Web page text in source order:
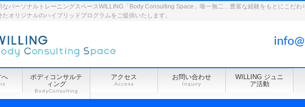
なパーソナルトレーニングスペースWILLING「Body Consulting Space」唯一無二…豊富な経験をもとにこだわ
たオリジナルのハイブリッドプログラムをご提供いたします。
へ
ボディコンサルテ
ィング
BodyConsulting
アクセス
Access
お問い合わせ
Inquiry
WILLING ジュニ
ア活動